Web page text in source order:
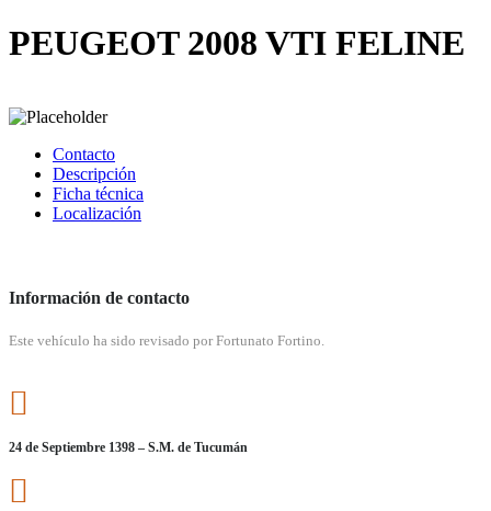
PEUGEOT 2008 VTI FELINE
Contacto
Descripción
Ficha técnica
Localización
Información de contacto
Este vehículo ha sido revisado por Fortunato Fortino.
24 de Septiembre 1398 – S.M. de Tucumán